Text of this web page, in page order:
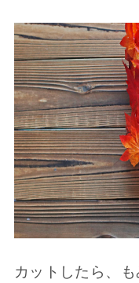
カットしたら、